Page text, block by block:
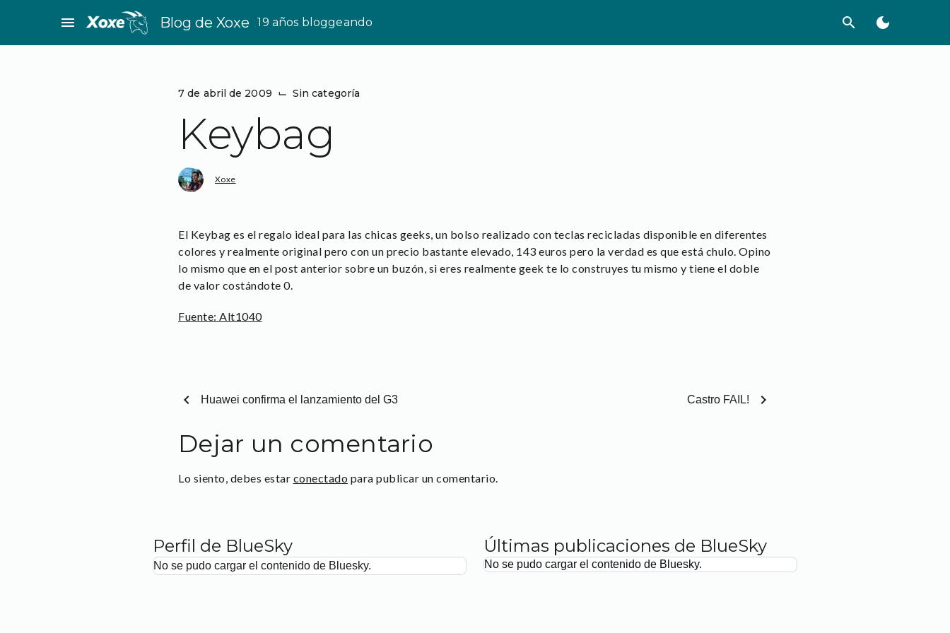
menu Blog de Xoxe 19 años bloggeando search dark_mode
7 de abril de 2009 ⌙ Sin categoría
Keybag
Xoxe
El Keybag es el regalo ideal para las chicas geeks, un bolso realizado con teclas recicladas disponible en diferentes
colores y realmente original pero con un precio bastante elevado, 143 euros pero la verdad es que está chulo. Opino
lo mismo que en el post anterior sobre un buzón, si eres realmente geek te lo construyes tu mismo y tiene el doble
de valor costándote 0.
Fuente: Alt1040
chevron_left Huawei confirma el lanzamiento del G3 Castro FAIL! chevron_right
Dejar un comentario
Lo siento, debes estar conectado para publicar un comentario.
Perfil de BlueSky
No se pudo cargar el contenido de Bluesky.
Últimas publicaciones de BlueSky
No se pudo cargar el contenido de Bluesky.